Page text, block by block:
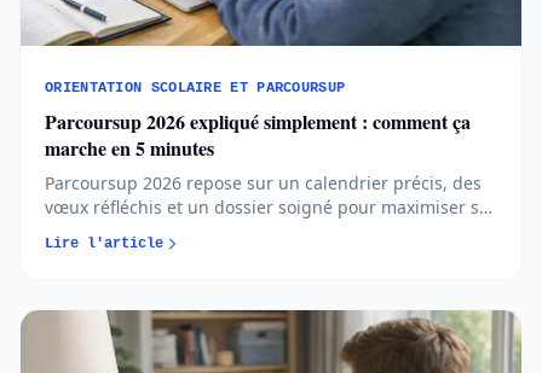
ORIENTATION SCOLAIRE ET PARCOURSUP
Parcoursup 2026 expliqué simplement : comment ça
marche en 5 minutes
Parcoursup 2026 repose sur un calendrier précis, des
vœux réfléchis et un dossier soigné pour maximiser ses
chances d’admission. Comprendre les règles et
anticiper chaque étape permet d’aborder l’orientation
Lire l'article